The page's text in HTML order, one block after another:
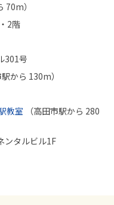
70m）
2階
301号
駅から 130m）
教室
（高田市駅から 280
ンタルビル1F